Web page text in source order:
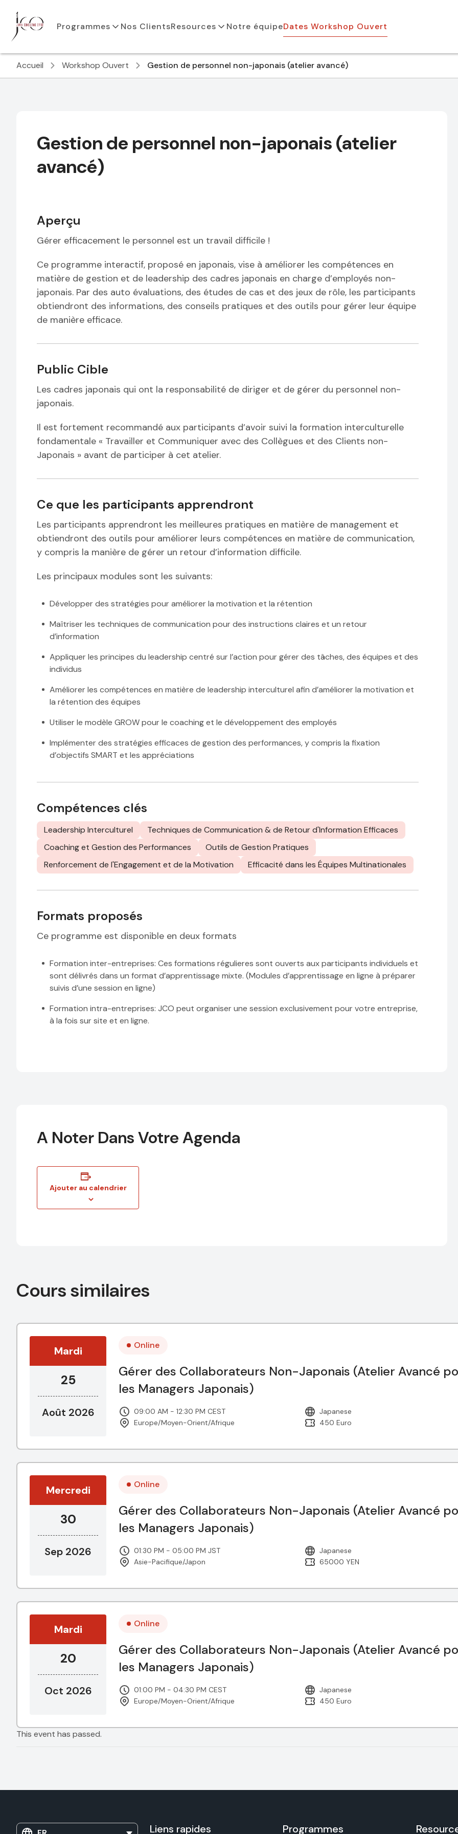
Programmes Nos ClientsResources Notre équipeDates Workshop Ouvert
Accueil Workshop Ouvert Gestion de personnel non-japonais (atelier avancé)
Gestion de personnel non-japonais (atelier
avancé)
Aperçu
Gérer efficacement le personnel est un travail difficile !
Ce programme interactif, proposé en japonais, vise à améliorer les compétences en
matière de gestion et de leadership des cadres japonais en charge d’employés non-
japonais. Par des auto évaluations, des études de cas et des jeux de rôle, les participants
obtiendront des informations, des conseils pratiques et des outils pour gérer leur équipe
de manière efficace.
Public Cible
Les cadres japonais qui ont la responsabilité de diriger et de gérer du personnel non-
japonais.
Il est fortement recommandé aux participants d’avoir suivi la formation interculturelle
fondamentale « Travailler et Communiquer avec des Collègues et des Clients non-
Japonais » avant de participer à cet atelier.
Ce que les participants apprendront
Les participants apprendront les meilleures pratiques en matière de management et
obtiendront des outils pour améliorer leurs compétences en matière de communication,
y compris la manière de gérer un retour d’information difficile.
Les principaux modules sont les suivants:
Développer des stratégies pour améliorer la motivation et la rétention
Maîtriser les techniques de communication pour des instructions claires et un retour
d’information
Appliquer les principes du leadership centré sur l’action pour gérer des tâches, des équipes et des
individus
Améliorer les compétences en matière de leadership interculturel afin d’améliorer la motivation et
la rétention des équipes
Utiliser le modèle GROW pour le coaching et le développement des employés
Implémenter des stratégies efficaces de gestion des performances, y compris la fixation
d’objectifs SMART et les appréciations
Compétences clés
Leadership Interculturel
Techniques de Communication & de Retour d'Information Efficaces
Coaching et Gestion des Performances
Outils de Gestion Pratiques
Renforcement de l'Engagement et de la Motivation
Efficacité dans les Équipes Multinationales
Formats proposés
Ce programme est disponible en deux formats
Formation inter-entreprises: Ces formations régulieres sont ouverts aux participants individuels et
sont délivrés dans un format d’apprentissage mixte. (Modules d’apprentissage en ligne à préparer
suivis d’une session en ligne)
Formation intra-entreprises: JCO peut organiser une session exclusivement pour votre entreprise,
à la fois sur site et en ligne.
A Noter Dans Votre Agenda
Ajouter au calendrier
Cours similaires
Mardi
25
Août 2026
Online
Gérer des Collaborateurs Non-Japonais (Atelier Avancé
les Managers Japonais)
09:00 AM - 12:30 PM CEST
Japanese
Europe/Moyen-Orient/Afrique
450 Euro
Mercredi
30
Sep 2026
Online
Gérer des Collaborateurs Non-Japonais (Atelier Avancé
les Managers Japonais)
01:30 PM - 05:00 PM JST
Japanese
Asie-Pacifique/Japon
65000 YEN
Mardi
20
Oct 2026
Online
Gérer des Collaborateurs Non-Japonais (Atelier Avancé
les Managers Japonais)
01:00 PM - 04:30 PM CEST
Japanese
Europe/Moyen-Orient/Afrique
450 Euro
This event has passed.
Liens rapides Programmes